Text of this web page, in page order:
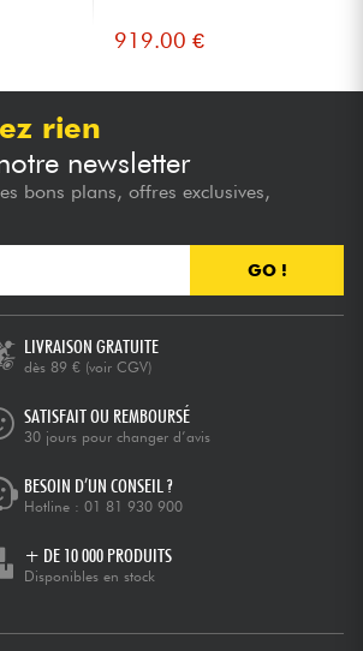
légère et très puissante.
★★★★★
★★★★★
★★
★★
★★ ★
★★ ★
★★
★★
★ ★★★★
★ ★★★★
919.00 €
rien
newsletter
bons plans, offres exclusives,
GO !
LIVRAISON GRATUITE
dès 89 € (voir CGV)
SATISFAIT OU REMBOURSÉ
30 jours pour changer d’avis
BESOIN D’UN CONSEIL ?
Hotline : 01 81 930 900
+ DE 10 000 PRODUITS
Disponibles en stock